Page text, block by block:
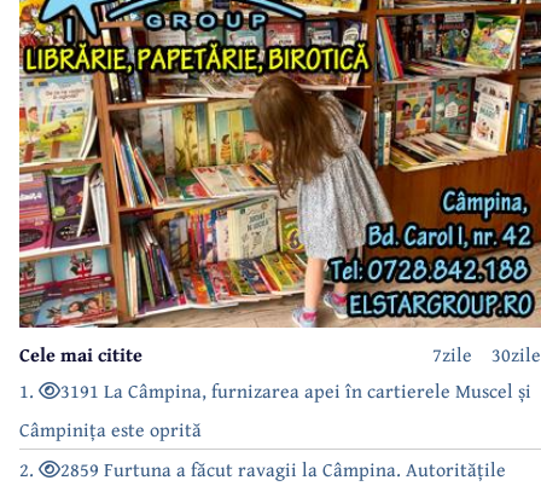
30zile
7zile
Cele mai citite
1.
3191 La Câmpina, furnizarea apei în cartierele Muscel și
Câmpinița este oprită
2.
2859 Furtuna a făcut ravagii la Câmpina. Autoritățile